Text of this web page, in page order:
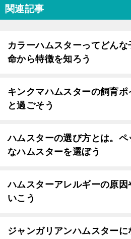
関連記事
カラーハムスターってどん
命から特徴を知ろう
キンクマハムスターの飼育
と過ごそう
ハムスターの選び方とは。
なハムスターを選ぼう
ハムスターアレルギーの原
いこう
ジャンガリアンハムスター